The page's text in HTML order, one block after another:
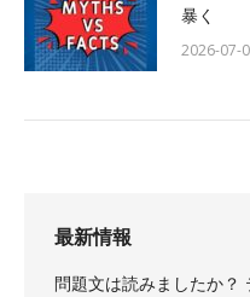
暴く
2026-07-
最新情報
問題文は読みましたか？